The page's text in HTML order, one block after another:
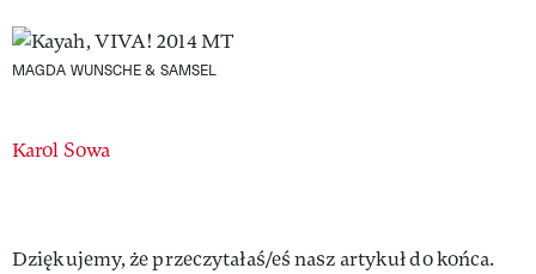
MAGDA WUNSCHE & SAMSEL
Authors
Karol Sowa
Dziękujemy, że przeczytałaś/eś nasz artykuł do końca.